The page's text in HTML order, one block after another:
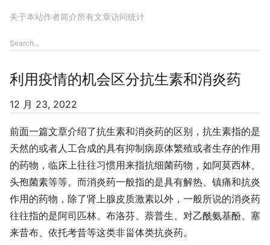
关于本站作者简介所有文章访问统计
利用疫情的机会区分抗生素和消炎药
12 月 23, 2022
前面一篇文章介绍了抗生素和消炎药的区别，抗生素指的是
天然的或者人工合成的具有抑制病原体繁殖或者生存的作用
的药物，临床上往往习惯用来指抗细菌药物，如阿莫西林、
头孢菌素等等。而消炎药一般指的是具有解热、镇痛和抗炎
作用的药物，除了肾上腺皮质激素以外，一般所说的消炎药
往往指的是阿司匹林、布洛芬、萘普生、对乙酰氨基酚、塞
来昔布、依托考昔等这类非甾体类抗炎药。